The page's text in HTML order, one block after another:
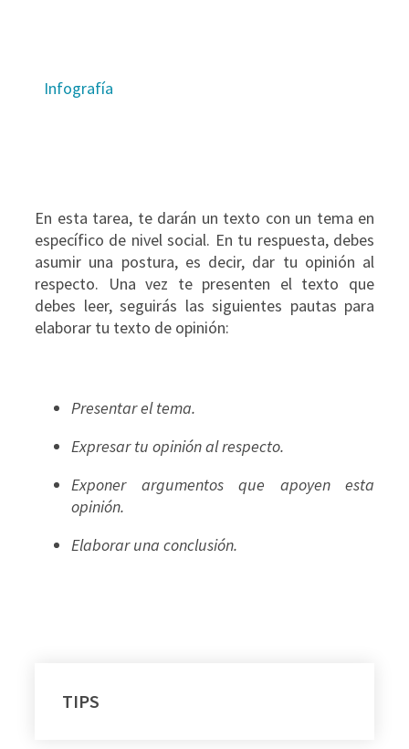
Infografía
En esta tarea, te darán un texto con un tema en
específico de nivel social. En tu respuesta, debes
asumir una postura, es decir, dar tu opinión al
respecto. Una vez te presenten el texto que
debes leer, seguirás las siguientes pautas para
elaborar tu texto de opinión:
Presentar el tema.
Expresar tu opinión al respecto.
Exponer argumentos que apoyen esta
opinión.
Elaborar una conclusión.
TIPS